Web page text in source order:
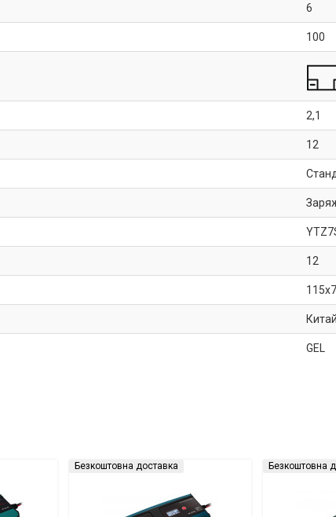
6
100
2,1
12
12
Китай
GEL
Безкоштовна доставка Безкоштовна